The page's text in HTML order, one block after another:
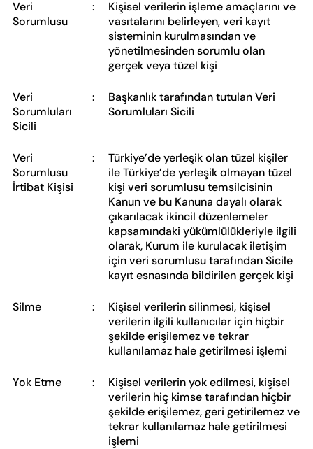
Veri
Sorumlusu
:
Kişisel verilerin işleme amaçlarını ve
vasıtalarını belirleyen, veri kayıt
sisteminin kurulmasından ve
yönetilmesinden sorumlu olan
gerçek veya tüzel kişi
Veri
Sorumluları
Sicili
:
Başkanlık tarafından tutulan Veri
Sorumluları Sicili
Veri
Sorumlusu
İrtibat Kişisi
:
Türkiye’de yerleşik olan tüzel kişiler
ile Türkiye’de yerleşik olmayan tüzel
kişi veri sorumlusu temsilcisinin
Kanun ve bu Kanuna dayalı olarak
çıkarılacak ikincil düzenlemeler
kapsamındaki yükümlülükleriyle ilgili
olarak, Kurum ile kurulacak iletişim
için veri sorumlusu tarafından Sicile
kayıt esnasında bildirilen gerçek kişi
Silme :
Kişisel verilerin silinmesi, kişisel
verilerin ilgili kullanıcılar için hiçbir
şekilde erişilemez ve tekrar
kullanılamaz hale getirilmesi işlemi
Yok Etme :
Kişisel verilerin yok edilmesi, kişisel
verilerin hiç kimse tarafından hiçbir
şekilde erişilemez, geri getirilemez ve
tekrar kullanılamaz hale getirilmesi
işlemi